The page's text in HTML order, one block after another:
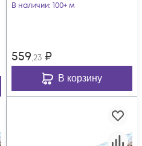
В наличии: 100+ м
559,23 ₽
В корзину